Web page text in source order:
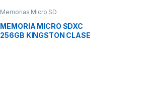
Memorias Micro SD
MEMORIA MICRO SDXC
256GB KINGSTON CLASE